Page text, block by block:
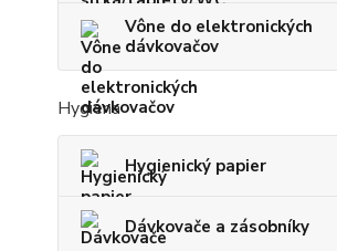
Vône do elektronických
dávkovačov
Hygiena
Hygienický papier
Dávkovače a zásobníky